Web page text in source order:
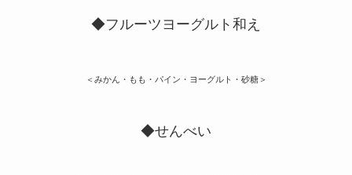
◆フルーツヨーグルト和え
＜みかん・もも・パイン・ヨーグルト・砂糖＞
◆せんべい